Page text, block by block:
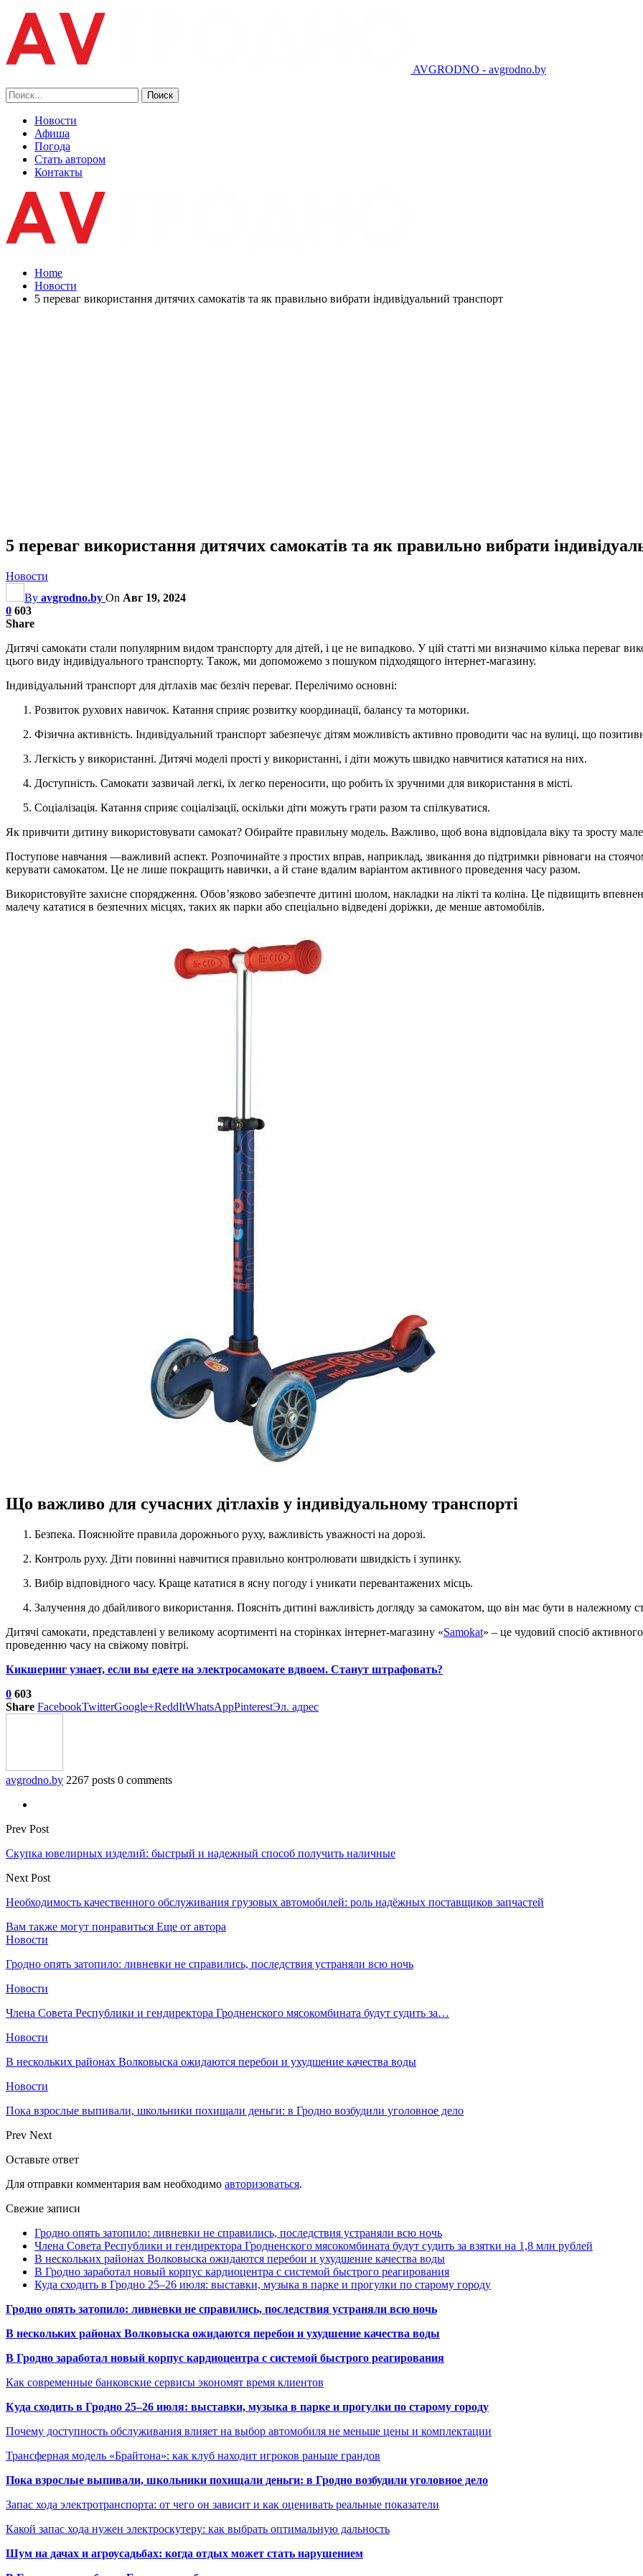
AVGRODNO - avgrodno.by
Новости
Афиша
Погода
Стать автором
Контакты
Home
Новости
5 переваг використання дитячих самокатів та як правильно вибрати індивідуальний транспорт
5 переваг використання дитячих самокатів та як правильно вибрати
Новости
By avgrodno.by On Авг 19, 2024
0 603
Share
Дитячі самокати стали популярним видом транспорту для дітей, і це не випадково. У цій статті ми визначимо кілька переваг
цього виду індивідуального транспорту. Також, ми допоможемо з пошуком підходящого інтернет-магазину.
Індивідуальний транспорт для дітлахів має безліч переваг. Перелічимо основні:
Розвиток рухових навичок. Катання сприяє розвитку координації, балансу та моторики.
Фізична активність. Індивідуальний транспорт забезпечує дітям можливість активно проводити час на вулиці, що
Легкість у використанні. Дитячі моделі прості у використанні, і діти можуть швидко навчитися кататися на них.
Доступність. Самокати зазвичай легкі, їх легко переносити, що робить їх зручними для використання в місті.
Соціалізація. Катання сприяє соціалізації, оскільки діти можуть грати разом та спілкуватися.
Як привчити дитину використовувати самокат? Обирайте правильну модель. Важливо, щоб вона відповідала віку та зросту
Поступове навчання —важливий аспект. Розпочинайте з простих вправ, наприклад, звикання до підтримки рівноваги на
керувати самокатом. Це не лише покращить навички, а й стане вдалим варіантом активного проведення часу разом.
Використовуйте захисне спорядження. Обов’язково забезпечте дитині шолом, накладки на лікті та коліна. Це підвищить
малечу кататися в безпечних місцях, таких як парки або спеціально відведені доріжки, де менше автомобілів.
Що важливо для сучасних дітлахів у індивідуальному транспорті
Безпека. Пояснюйте правила дорожнього руху, важливість уважності на дорозі.
Контроль руху. Діти повинні навчитися правильно контролювати швидкість і зупинку.
Вибір відповідного часу. Краще кататися в ясну погоду і уникати перевантажених місць.
Залучення до дбайливого використання. Поясніть дитині важливість догляду за самокатом, що він має бути в належному
Дитячі самокати, представлені у великому асортименті на сторінках інтернет-магазину «Samokat» – це чудовий спосіб
проведенню часу на свіжому повітрі.
Кикшеринг узнает, если вы едете на электросамокате вдвоем. Станут штрафовать?
0 603
Share FacebookTwitterGoogle+ReddItWhatsAppPinterestЭл. адрес
avgrodno.by 2267 posts 0 comments
Prev Post
Скупка ювелирных изделий: быстрый и надежный способ получить наличные
Next Post
Необходимость качественного обслуживания грузовых автомобилей: роль надёжных поставщиков запчастей
Вам также могут понравиться Еще от автора
Новости
Гродно опять затопило: ливневки не справились, последствия устраняли всю ночь
Новости
Члена Совета Республики и гендиректора Гродненского мясокомбината будут судить за…
Новости
В нескольких районах Волковыска ожидаются перебои и ухудшение качества воды
Новости
Пока взрослые выпивали, школьники похищали деньги: в Гродно возбудили уголовное дело
Prev Next
Оставьте ответ
Для отправки комментария вам необходимо авторизоваться.
Свежие записи
Гродно опять затопило: ливневки не справились, последствия устраняли всю ночь
Члена Совета Республики и гендиректора Гродненского мясокомбината будут судить за взятки на 1,8 млн рублей
В нескольких районах Волковыска ожидаются перебои и ухудшение качества воды
В Гродно заработал новый корпус кардиоцентра с системой быстрого реагирования
Куда сходить в Гродно 25–26 июля: выставки, музыка в парке и прогулки по старому городу
Гродно опять затопило: ливневки не справились, последствия устраняли всю ночь
В нескольких районах Волковыска ожидаются перебои и ухудшение качества воды
В Гродно заработал новый корпус кардиоцентра с системой быстрого реагирования
Как современные банковские сервисы экономят время клиентов
Куда сходить в Гродно 25–26 июля: выставки, музыка в парке и прогулки по старому городу
Почему доступность обслуживания влияет на выбор автомобиля не меньше цены и комплектации
Трансферная модель «Брайтона»: как клуб находит игроков раньше грандов
Пока взрослые выпивали, школьники похищали деньги: в Гродно возбудили уголовное дело
Запас хода электротранспорта: от чего он зависит и как оценивать реальные показатели
Какой запас хода нужен электроскутеру: как выбрать оптимальную дальность
Шум на дачах и агроусадьбах: когда отдых может стать нарушением